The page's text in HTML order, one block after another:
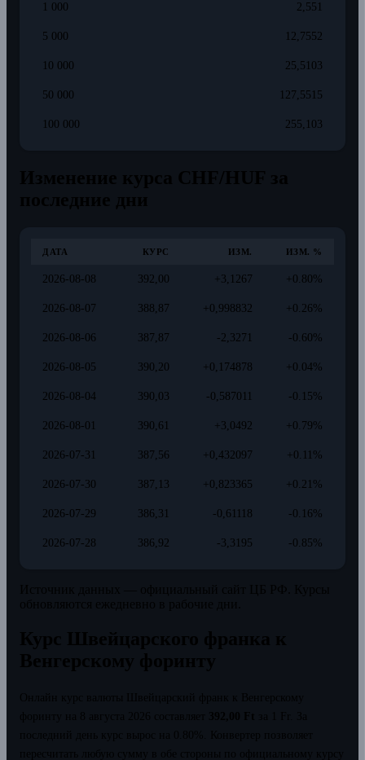
1 000 2,551
5 000 12,7552
10 000 25,5103
50 000 127,5515
100 000 255,103
ДАТА КУРС ИЗМ. ИЗМ. %
2026-08-08 392,00 +3,1267 +0.80%
2026-08-07 388,87 +0,998832 +0.26%
2026-08-06 387,87 -2,3271 -0.60%
2026-08-05 390,20 +0,174878 +0.04%
2026-08-04 390,03 -0,587011 -0.15%
2026-08-01 390,61 +3,0492 +0.79%
2026-07-31 387,56 +0,432097 +0.11%
2026-07-30 387,13 +0,823365 +0.21%
2026-07-29 386,31 -0,61118 -0.16%
2026-07-28 386,92 -3,3195 -0.85%